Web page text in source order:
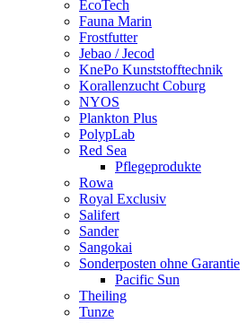
EcoTech
Fauna Marin
Frostfutter
Jebao / Jecod
KnePo Kunststofftechnik
Korallenzucht Coburg
NYOS
Plankton Plus
PolypLab
Red Sea
Pflegeprodukte
Rowa
Royal Exclusiv
Salifert
Sander
Sangokai
Sonderposten ohne Garantie
Pacific Sun
Theiling
Tunze